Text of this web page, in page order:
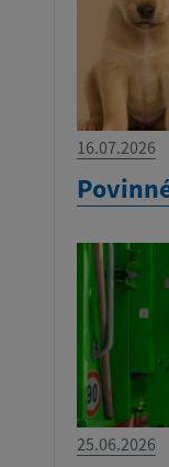
16.07.2026
25.06.2026